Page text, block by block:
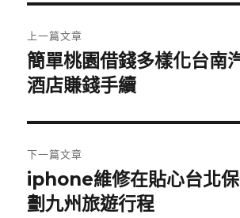
章
導
覽
上一篇文章
上
一
文
章:
簡單桃園借錢多樣化台南
酒店賺錢手續
下一篇文章
下
一
iphone維修在貼心台北
劃九州旅遊行程